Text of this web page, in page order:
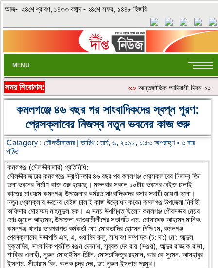
আজ- ২৪শে শ্রাবণ, ১৪৩৩ বঙ্গাব্দ - ২৪শে সফর, ১৪৪৮ হিজরি
MENU
সময় শিরোনাম: «» আন্তর্জাতিক আদিবাসী দিবস ২০২৬:
কমলগঞ্জে ৪৬ বছর পর সাংবাদিকদের স্বপ্ন পুরণ:
প্রেসক্লাবের নিজস্ব নতুন ভবনের কাজ শুরু
Catagory : মৌলভীবাজার| তারিখ : মার্চ, ৬, ২০১৮, ১:৫৩ অপরাহ্ণ • ৩ বার
পঠিত
কমলগঞ্জ (মৌলভীবাজার) প্রতিনিধি:
মৌলভীবাজারের কমলগঞ্জে স্বাধীনতার ৪৬ বছর পর কমলগঞ্জ প্রেসক্লাবের নিজস্ব তিন
তলা ভবনের নির্মাণ কাজ শুরু হয়েছে। মঙ্গলবার সকাল ১০টায় ভবনের বেইজ ঢালাই
কাজের মাধ্যমে কমলগঞ্জ উপজেলার কর্মরত সাংবাদিকদের বসার স্থায়ী জায়গা হলো।
নতুন প্রেসক্লাব ভবনের বেইজ ঢালাই কাজ উদ্বোধন করেন কমলগঞ্জ উপজেলা নির্বাহী
অফিসার মোহাম্মদ মাহমুদুল হক। এ সময় উপস্থিত ছিলেন কমলগঞ্জ পৌরসভার মেয়র
মোঃ জুয়েল আহমেদ, উপজেলা আওয়ামীলীগের সভাপতি এম, মোসাদ্দেক আহমেদ মানিক,
কমলগঞ্জ থানার ভারপ্রাপ্ত কর্মকর্তা মো: মোকতাদির হোসেন পিপিএম, কমলগঞ্জ
প্রেসক্লাবের সভাপতি এম, এ, ওয়াহিদ রুলু, সাধারণ সম্পাদক (চ: দা:) মো: আব্দুল
মুক্তাদির, সাংবাদিক প্রনীত রঞ্জন দেবনাথ, সুব্রত দেব রায় (সঞ্জয়), আব্দুর রাজ্জাক রাজা,
শাব্বির এলাহী, নুরুল মোহাইমিন মিল্টন, মোস্তাফিজুর রহমান, আর কে সুমেন, আসহাবুর
ইসলাম, সীতারাম বিন, অলক চন্দ্র দেব, ডা: নুরুল ইসলাম প্রমুখ।